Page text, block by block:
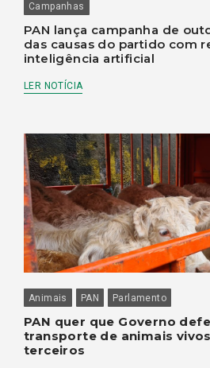
Campanhas
PAN lança campanha de
das causas do partido com
inteligência artificial
LER NOTÍCIA
Animais PAN Parlamento
PAN quer que Governo
transporte de animais
terceiros